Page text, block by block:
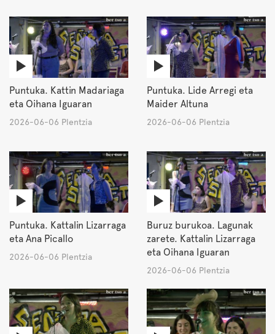
Puntuka. Kattin Madariaga
eta Oihana Iguaran
2026-06-06 Plentzia
Puntuka. Lide Arregi eta
Maider Altuna
2026-06-06 Plentzia
Puntuka. Kattalin Lizarraga
eta Ana Picallo
2026-06-06 Plentzia
Buruz burukoa. Lagunak
zarete. Kattalin Lizarraga
eta Oihana Iguaran
2026-06-06 Plentzia